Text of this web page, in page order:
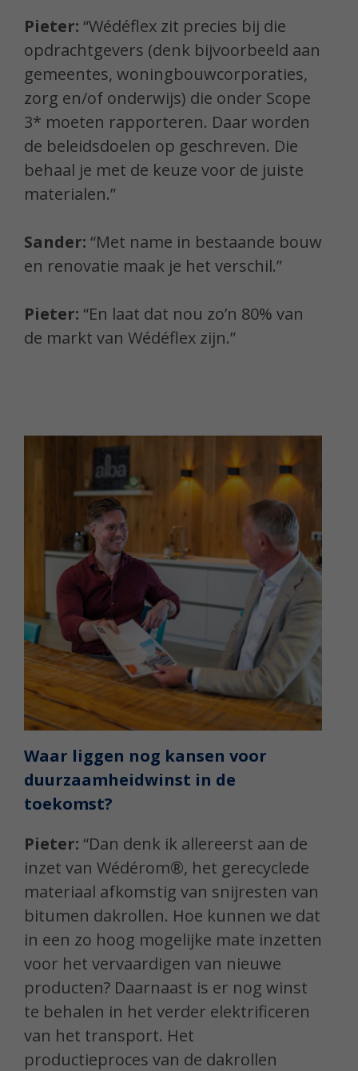
Pieter: “Wédéflex zit precies bij die
opdrachtgevers (denk bijvoorbeeld aan
gemeentes, woningbouwcorporaties,
zorg en/of onderwijs) die onder Scope
3* moeten rapporteren. Daar worden
de beleidsdoelen op geschreven. Die
behaal je met de keuze voor de juiste
materialen.”
Sander: “Met name in bestaande bouw
en renovatie maak je het verschil.”
Pieter: “En laat dat nou zo’n 80% van
de markt van Wédéflex zijn.”
Waar liggen nog kansen voor
duurzaamheidwinst in de
toekomst?
Pieter: “Dan denk ik allereerst aan de
inzet van Wédérom®, het gerecyclede
materiaal afkomstig van snijresten van
bitumen dakrollen. Hoe kunnen we dat
in een zo hoog mogelijke mate inzetten
voor het vervaardigen van nieuwe
producten? Daarnaast is er nog winst
te behalen in het verder elektrificeren
van het transport. Het
productieproces van de dakrollen